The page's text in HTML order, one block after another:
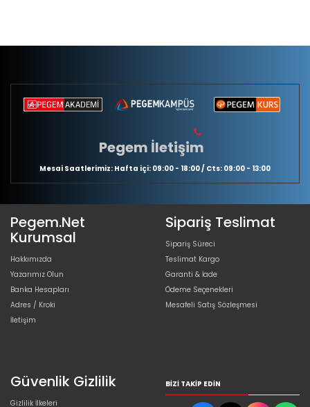
Pegem İletişim
Mesai Saatlerimiz: Hafta içi: 09:00 - 18:00 / Cts: 09:00 - 13:00
Pegem.Net
Kurumsal
Hakkımızda
Yazarımız Olun
Banka Hesapları
Adres / Kroki
İletişim
Sipariş Teslimat
Sipariş Süreci
Teslimat Kargo
Garanti & İade
Ödeme Seçenekleri
Mesafeli Satış Sözleşmesi
Güvenlik Gizlilik
Gizlilik İlkeleri
BIZI TAKIP EDIN